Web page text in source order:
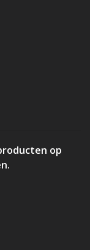
op